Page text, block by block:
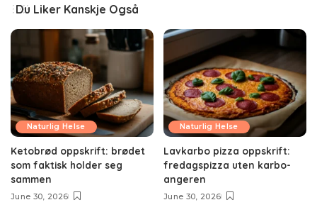
Du Liker Kanskje Også
Naturlig Helse
Ketobrød oppskrift: brødet
som faktisk holder seg
sammen
June 30, 2026
Naturlig Helse
Lavkarbo pizza oppskrift:
fredagspizza uten karbo-
angeren
June 30, 2026